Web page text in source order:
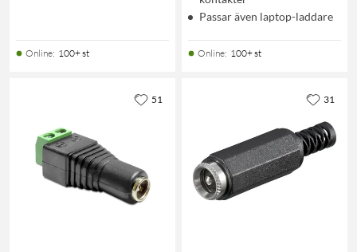
Online: 100+ st
Passar även laptop-laddare
Online: 100+ st
51 31